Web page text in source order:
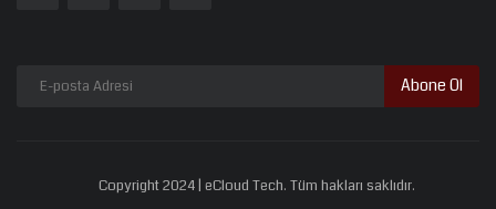
Abone Ol
Copyright 2024 | eCloud Tech. Tüm hakları saklıdır.